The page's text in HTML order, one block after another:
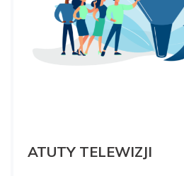
ATUTY TELEWIZJI